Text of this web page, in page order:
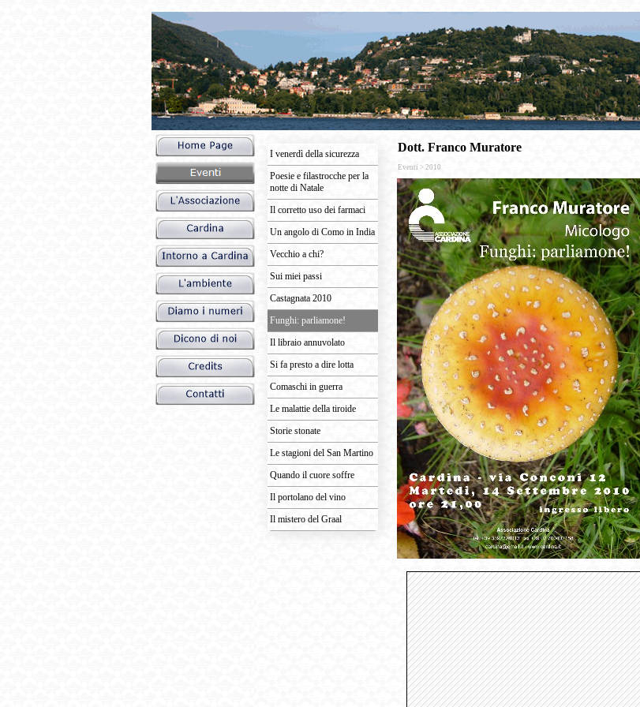
I venerdì della sicurezza
Poesie e filastrocche per la
notte di Natale
Il corretto uso dei farmaci
Un angolo di Como in India
Vecchio a chi?
Sui miei passi
Castagnata 2010
Funghi: parliamone!
Il libraio annuvolato
Si fa presto a dire lotta
Comaschi in guerra
Le malattie della tiroide
Storie stonate
Le stagioni del San Martino
Quando il cuore soffre
Il portolano del vino
Il mistero del Graal
Dott. Franco Muratore
Eventi > 2010